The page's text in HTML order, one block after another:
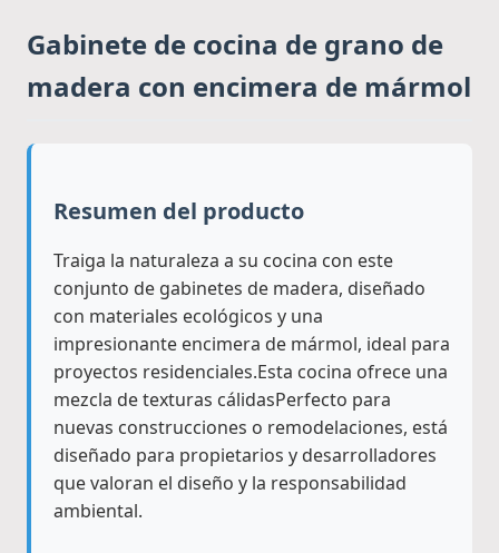
Gabinete de cocina de grano de
madera con encimera de mármol
Resumen del producto
Traiga la naturaleza a su cocina con este
conjunto de gabinetes de madera, diseñado
con materiales ecológicos y una
impresionante encimera de mármol, ideal para
proyectos residenciales.Esta cocina ofrece una
mezcla de texturas cálidasPerfecto para
nuevas construcciones o remodelaciones, está
diseñado para propietarios y desarrolladores
que valoran el diseño y la responsabilidad
ambiental.